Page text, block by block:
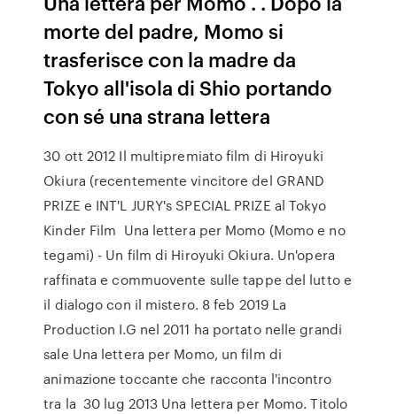
morte del padre, Momo si
trasferisce con la madre da
Tokyo all'isola di Shio portando
con sé una strana lettera
30 ott 2012 Il multipremiato film di Hiroyuki
Okiura (recentemente vincitore del GRAND
PRIZE e INT'L JURY's SPECIAL PRIZE al Tokyo
Kinder Film Una lettera per Momo (Momo e no
tegami) - Un film di Hiroyuki Okiura. Un'opera
raffinata e commuovente sulle tappe del lutto e
il dialogo con il mistero. 8 feb 2019 La
Production I.G nel 2011 ha portato nelle grandi
sale Una lettera per Momo, un film di
animazione toccante che racconta l'incontro
tra la 30 lug 2013 Una lettera per Momo. Titolo